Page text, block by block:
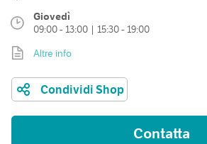
Giovedì
09:00 - 13:00 | 15:30 - 19:00
Altre info
Condividi Shop
Contatta